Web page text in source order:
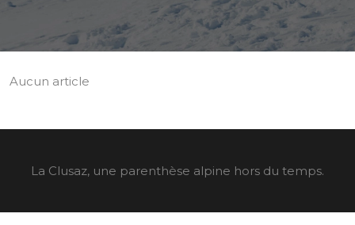
Aucun article
La Clusaz, une parenthèse alpine hors du temps.